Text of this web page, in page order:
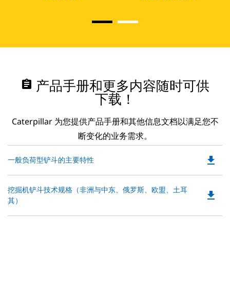
assignment 产品手册和更多内容随时可供
下载！
Caterpillar 为您提供产品手册和其他信息文档以满足您不
断变化的业务需求。
一般负荷型铲斗的主要特性 file_download
挖掘机铲斗技术规格（非洲与中东、俄罗斯、欧盟、土耳
其）
file_download